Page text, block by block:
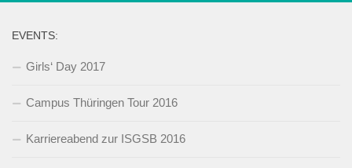
EVENTS:
Girls‘ Day 2017
Campus Thüringen Tour 2016
Karriereabend zur ISGSB 2016